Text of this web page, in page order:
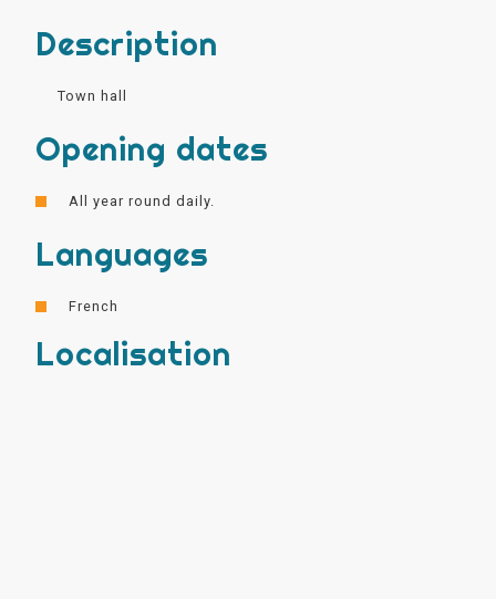
Description
Town hall
Opening dates
All year round daily.
Languages
French
Localisation